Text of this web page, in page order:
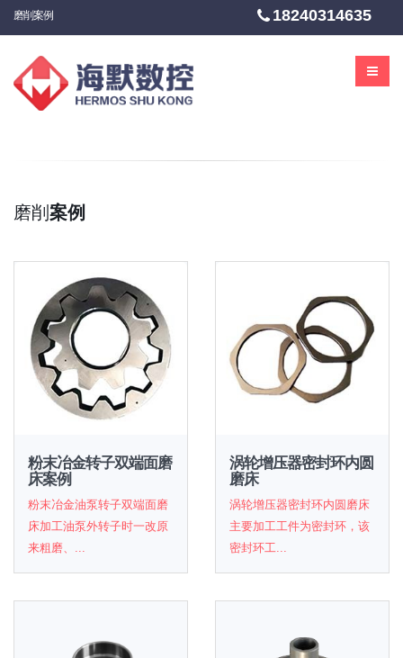
18240314635
磨削案例
磨削 案例
粉末冶金转子双端面磨
床案例
粉末冶金油泵转子双端面磨
床加工油泵外转子时一改原
来粗磨、...
涡轮增压器密封环内圆
磨床
涡轮增压器密封环内圆磨床
主要加工工件为密封环，该
密封环工...